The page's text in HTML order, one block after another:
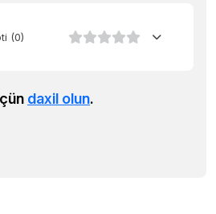
(0)
daxil olun.